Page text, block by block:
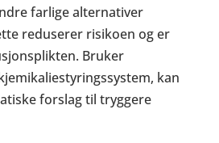
farlige alternativer
reduserer risikoen og er
Bruker
kan
forslag til tryggere